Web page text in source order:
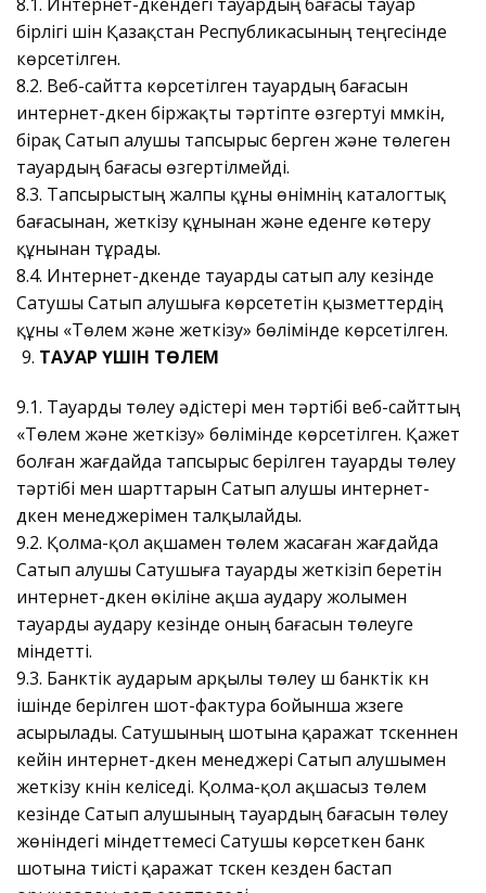
бірлігі үшін Қазақстан Республикасының теңгесінде
көрсетілген.
8.2. Веб-сайтта көрсетілген тауардың бағасын
интернет-дүкен біржақты тәртіпте өзгертуі мүмкін,
бірақ Сатып алушы тапсырыс берген және төлеген
тауардың бағасы өзгертілмейді.
8.3. Тапсырыстың жалпы құны өнімнің каталогтық
бағасынан, жеткізу құнынан және еденге көтеру
құнынан тұрады.
8.4. Интернет-дүкенде тауарды сатып алу кезінде
Сатушы Сатып алушыға көрсететін қызметтердің
құны «Төлем және жеткізу» бөлімінде көрсетілген.
ТАУАР ҮШІН ТӨЛЕМ
9.1. Тауарды төлеу әдістері мен тәртібі веб-сайттың
«Төлем және жеткізу» бөлімінде көрсетілген. Қажет
болған жағдайда тапсырыс берілген тауарды төлеу
тәртібі мен шарттарын Сатып алушы интернет-
дүкен менеджерімен талқылайды.
9.2. Қолма-қол ақшамен төлем жасаған жағдайда
Сатып алушы Сатушыға тауарды жеткізіп беретін
интернет-дүкен өкіліне ақша аудару жолымен
тауарды аудару кезінде оның бағасын төлеуге
міндетті.
9.3. Банктік аударым арқылы төлеу үш банктік күн
ішінде берілген шот-фактура бойынша жүзеге
асырылады. Сатушының шотына қаражат түскеннен
кейін интернет-дүкен менеджері Сатып алушымен
жеткізу күнін келіседі. Қолма-қол ақшасыз төлем
кезінде Сатып алушының тауардың бағасын төлеу
жөніндегі міндеттемесі Сатушы көрсеткен банк
шотына тиісті қаражат түскен кезден бастап